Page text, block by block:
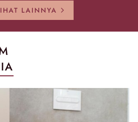
LAINNYA